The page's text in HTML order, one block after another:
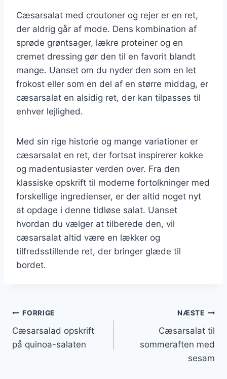
Cæsarsalat med croutoner og rejer er en ret,
der aldrig går af mode. Dens kombination af
sprøde grøntsager, lækre proteiner og en
cremet dressing gør den til en favorit blandt
mange. Uanset om du nyder den som en let
frokost eller som en del af en større middag, er
cæsarsalat en alsidig ret, der kan tilpasses til
enhver lejlighed.
Med sin rige historie og mange variationer er
cæsarsalat en ret, der fortsat inspirerer kokke
og madentusiaster verden over. Fra den
klassiske opskrift til moderne fortolkninger med
forskellige ingredienser, er der altid noget nyt
at opdage i denne tidløse salat. Uanset
hvordan du vælger at tilberede den, vil
cæsarsalat altid være en lækker og
tilfredsstillende ret, der bringer glæde til
bordet.
Indlægsnavigation
FORRIGE
Cæsarsalad opskrift
på quinoa-salaten
NÆSTE
Cæsarsalat til
sommeraften med
sesam